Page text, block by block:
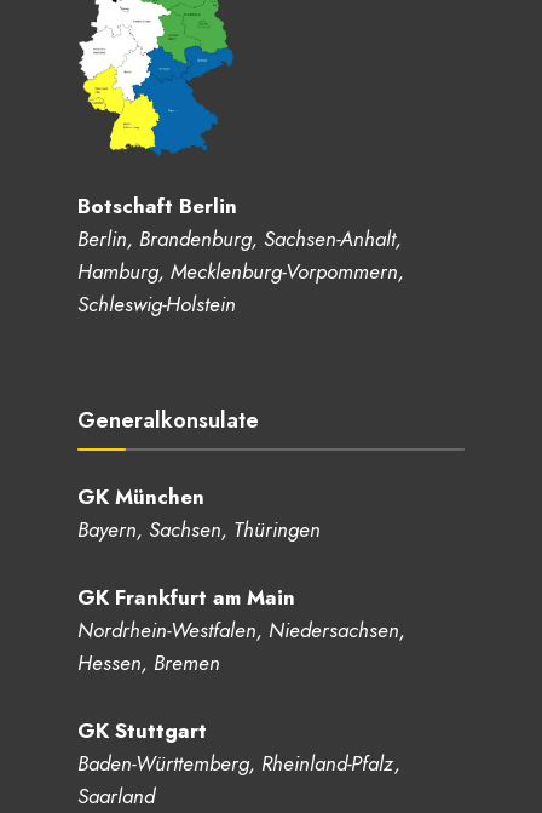
Botschaft Berlin
Berlin, Brandenburg, Sachsen-Anhalt,
Hamburg, Mecklenburg-Vorpommern,
Schleswig-Holstein
Generalkonsulate
GK München
Bayern, Sachsen, Thüringen
GK Frankfurt am Main
Nordrhein-Westfalen, Niedersachsen,
Hessen, Bremen
GK Stuttgart
Baden-Württemberg, Rheinland-Pfalz,
Saarland